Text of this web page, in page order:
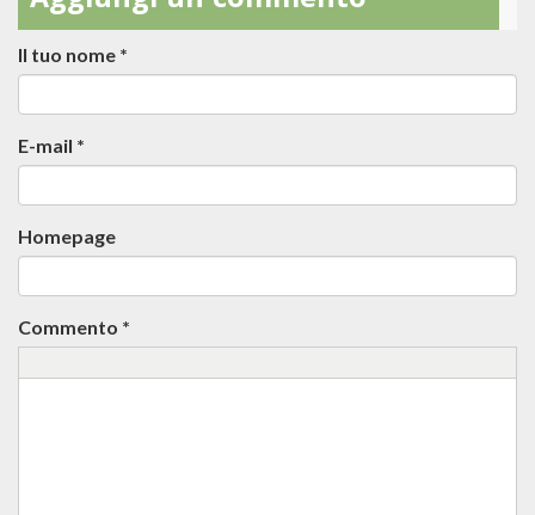
Il tuo nome *
E-mail *
Homepage
Commento *